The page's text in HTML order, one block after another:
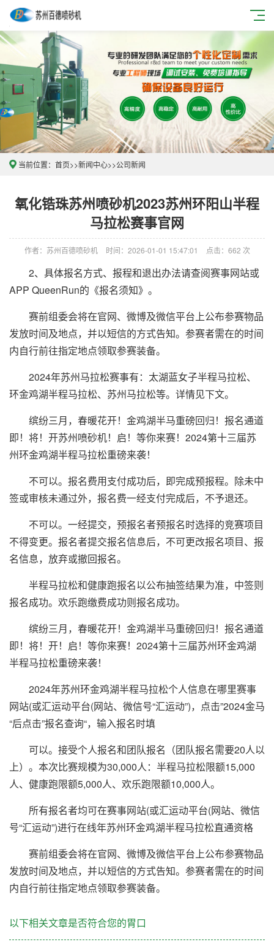
当前位置： 首页>>新闻中心>>公司新闻
氧化锆珠苏州喷砂机2023苏州环阳山半程
马拉松赛事官网
作者：苏州百德喷砂机 时间：2026-01-01 15:47:01 点击：662 次
2、具体报名方式、报程和退出办法请查阅赛事网站或
APP QueenRun的《报名须知》。
赛前组委会将在官网、微博及微信平台上公布参赛物品
发放时间及地点，并以短信的方式告知。参赛者需在的时间
内自行前往指定地点领取参赛装备。
2024年苏州马拉松赛事有：太湖蓝女子半程马拉松、
环金鸡湖半程马拉松、苏州马拉松等。详情见下文。
缤纷三月，春暖花开！金鸡湖半马重磅回归！报名通道
即！将！开苏州喷砂机！启！等你来赛！2024第十三届苏
州环金鸡湖半程马拉松重磅来袭！
不可以。报名费用支付成功后，即完成预报程。除未中
签或审核未通过外，报名费一经支付完成后，不予退还。
不可以。一经提交，预报名者预报名时选择的竞赛项目
不得变更。报名者提交报名信息后，不可更改报名项目、报
名信息，放弃或撤回报名。
半程马拉松和健康跑报名以公布抽签结果为准，中签则
报名成功。欢乐跑缴费成功则报名成功。
缤纷三月，春暖花开！金鸡湖半马重磅回归！报名通道
即！将！开！启！等你来赛！2024第十三届苏州环金鸡湖
半程马拉松重磅来袭！
2024年苏州环金鸡湖半程马拉松个人信息在哪里赛事
网站(或汇运动平台(网站、微信号“汇运动”)，点击”2024金马
“后点击”报名查询“，输入报名时填
可以。接受个人报名和团队报名（团队报名需要20人以
上）。本次比赛规模为30,000人：半程马拉松限额15,000
人、健康跑限额5,000人、欢乐跑限额10,000人。
所有报名者均可在赛事网站(或汇运动平台(网站、微信
号“汇运动”)进行在线年苏州环金鸡湖半程马拉松直通资格
赛前组委会将在官网、微博及微信平台上公布参赛物品
发放时间及地点，并以短信的方式告知。参赛者需在的时间
内自行前往指定地点领取参赛装备。
以下相关文章是否符合您的胃口